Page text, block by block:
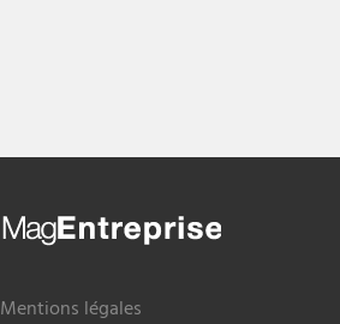
Entreprise
Mentions légales